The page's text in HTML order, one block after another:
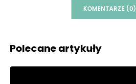
KOMENTARZE (0)
Polecane artykuły